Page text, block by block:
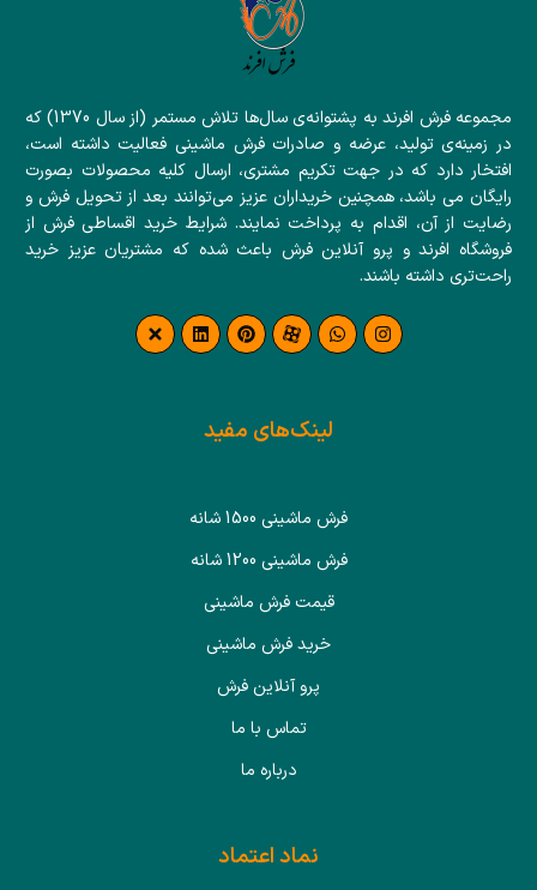
مجموعه فرش افرند به پشتوانه‌ی سال‌ها تلاش مستمر (از سال 1370) که
در زمینه‌ی تولید، عرضه و صادرات فرش ماشینی فعالیت داشته است،
افتخار دارد که در جهت تکریم مشتری، ارسال کلیه محصولات بصورت
رایگان می باشد، همچنین خریداران عزیز می‌توانند بعد از تحویل فرش و
رضایت از آن، اقدام به پرداخت نمایند. شرایط خرید اقساطی فرش از
فروشگاه افرند و پرو آنلاین فرش باعث شده که مشتریان عزیز خرید
راحت‌تری داشته باشند.
لینک‌های مفید
فرش ماشینی 1500 شانه
فرش ماشینی 1200 شانه
قیمت فرش ماشینی
خرید فرش ماشینی
پرو آنلاین فرش
تماس با ما
درباره ما
نماد اعتماد